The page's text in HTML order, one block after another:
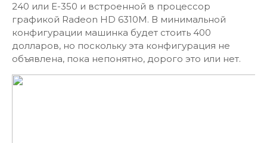
240 или E-350 и встроенной в процессор
графикой Radeon HD 6310M. В минимальной
конфигурации машинка будет стоить 400
долларов, но поскольку эта конфигурация не
объявлена, пока непонятно, дорого это или нет.